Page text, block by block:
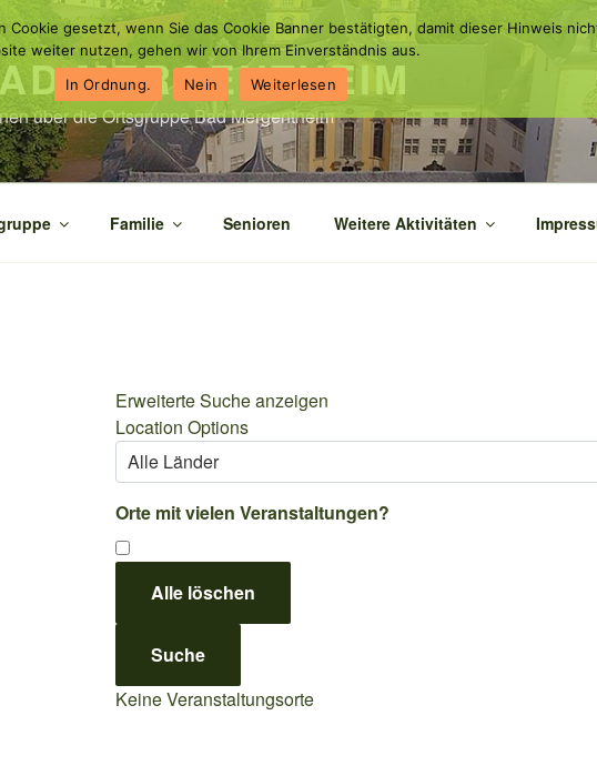
MERGENTHEIM
über die Ortsgruppe Bad Mergentheim
Familie Senioren Weitere Aktivitäten
Erweiterte Suche anzeigen
Location Options
Land
Orte mit vielen Veranstaltungen?
Alle löschen
Suche
Keine Veranstaltungsorte
gesetzt, wenn Sie das Cookie Banner bestätigten, damit dieser Hinweis
weiter nutzen, gehen wir von Ihrem Einverständnis aus.
In Ordnung.
Nein Weiterlesen